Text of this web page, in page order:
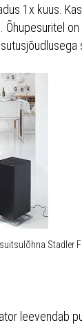
1x kuus.
Õhupesuritel
Stadler
leevendab